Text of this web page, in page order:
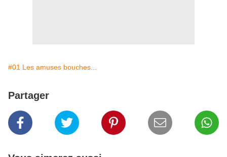
#01 Les amuses bouches...
Partager